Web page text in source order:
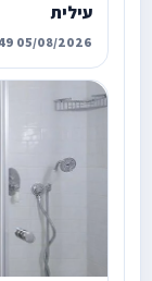
עילית
05/08/2026 19:49